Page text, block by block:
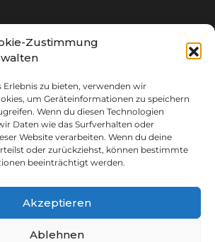
Zustimmung
zu bieten, verwenden wir
um Geräteinformationen zu speichern
Wenn du diesen Technologien
Daten wie das Surfverhalten oder
Website verarbeiten. Wenn du deine
oder zurückziehst, können bestimmte
beeinträchtigt werden.
Akzeptieren
Ablehnen